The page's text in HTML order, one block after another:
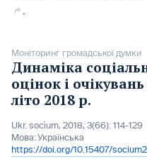
Моніторинг громадської думки
Динаміка
оцінок і
літо 2018 р.
Ukr. socìum, 2018, 3(66): 114-129
Мова:Українська
https://doi.org/10.15407/